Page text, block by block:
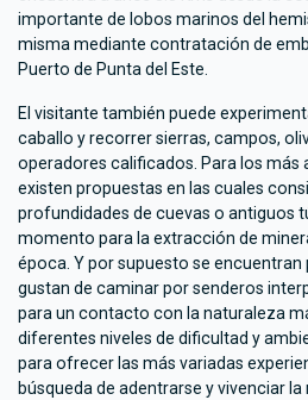
importante de lobos marinos del
misma mediante contratación de
Puerto de Punta del Este.
El visitante también puede
caballo y recorrer sierras, campos,
operadores calificados. Para los más
existen propuestas en las cuales
profundidades de cuevas o antiguos
momento para la extracción de
época. Y por supuesto se encuentran
gustan de caminar por senderos
para un contacto con la naturaleza
diferentes niveles de dificultad y
para ofrecer las más variadas
búsqueda de adentrarse y vivenciar